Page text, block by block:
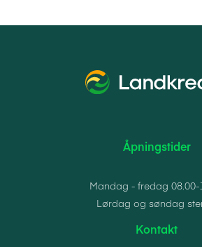
Åpningstider
Mandag - fredag 08.00-
Lørdag og søndag
Kontakt